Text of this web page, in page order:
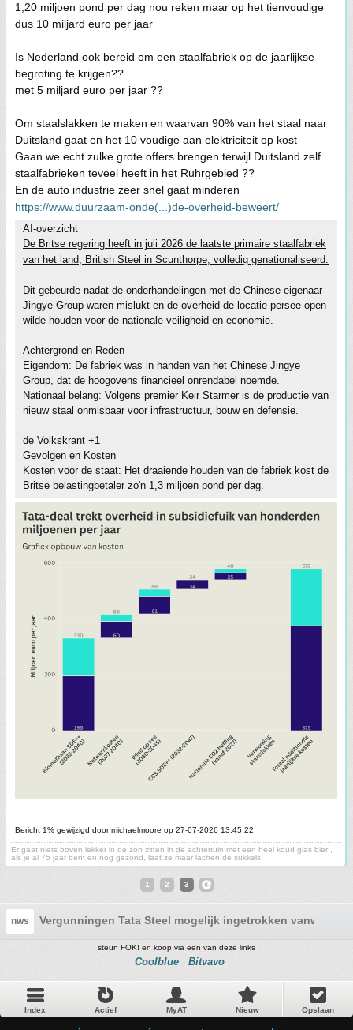
1,20 miljoen pond per dag nou reken maar op het tienvoudige
dus 10 miljard euro per jaar
Is Nederland ook bereid om een staalfabriek op de jaarlijkse
begroting te krijgen??
met 5 miljard euro per jaar ??
Om staalslakken te maken en waarvan 90% van het staal naar
Duitsland gaat en het 10 voudige aan elektriciteit op kost
Gaan we echt zulke grote offers brengen terwijl Duitsland zelf
staalfabrieken teveel heeft in het Ruhrgebied ??
En de auto industrie zeer snel gaat minderen
https://www.duurzaam-onde(...)de-overheid-beweert/
AI-overzicht
De Britse regering heeft in juli 2026 de laatste primaire staalfabriek
van het land, British Steel in Scunthorpe, volledig genationaliseerd.
Dit gebeurde nadat de onderhandelingen met de Chinese eigenaar
Jingye Group waren mislukt en de overheid de locatie persee open
wilde houden voor de nationale veiligheid en economie.
Achtergrond en Reden
Eigendom: De fabriek was in handen van het Chinese Jingye
Group, dat de hoogovens financieel onrendabel noemde.
Nationaal belang: Volgens premier Keir Starmer is de productie van
nieuw staal onmisbaar voor infrastructuur, bouw en defensie.
de Volkskrant +1
Gevolgen en Kosten
Kosten voor de staat: Het draaiende houden van de fabriek kost de
Britse belastingbetaler zo'n 1,3 miljoen pond per dag.
Bericht 1% gewijzigd door michaelmoore op 27-07-2026 13:45:22
Er gaat niets boven lekker in de zon zitten in de achtertuin met een heel koud glas bier ,
als je al 75 jaar bent en nog gezond, laat ze maar lachen de sukkels
1 2 3
nws Vergunningen Tata Steel mogelijk ingetrokken vanwege
steun FOK! en koop via een van deze links
Coolblue Bitvavo
Index Actief MyAT Nieuw Opslaan